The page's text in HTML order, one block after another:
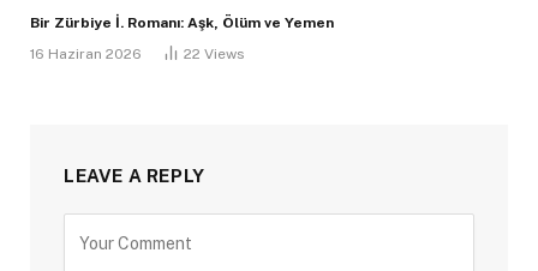
Bir Zürbiye İ. Romanı: Aşk, Ölüm ve Yemen
16 Haziran 2026
22 Views
LEAVE A REPLY